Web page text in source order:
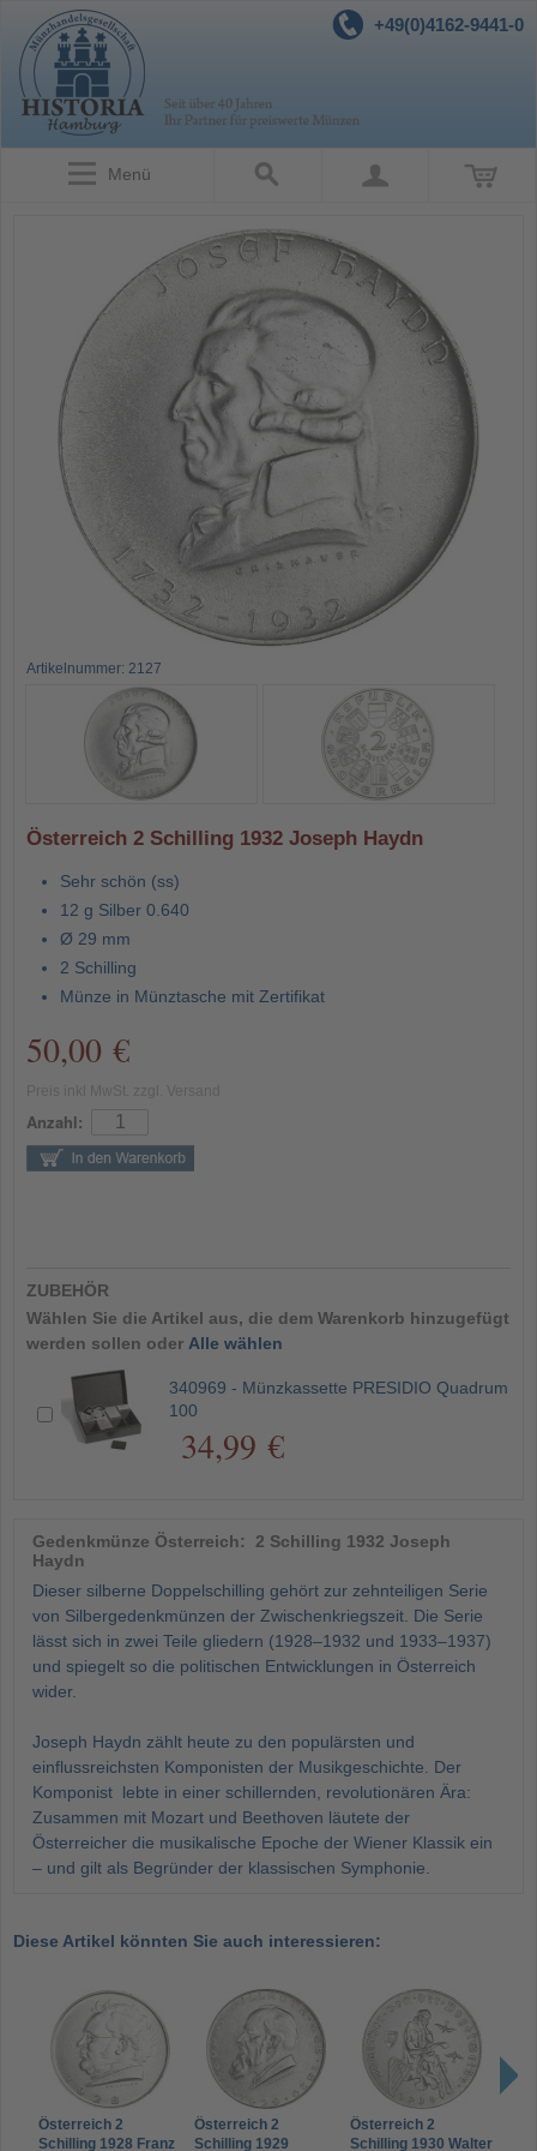
+49(0)4162-9441-0
Menü
Artikelnummer: 2127
Österreich 2 Schilling 1932 Joseph Haydn
Sehr schön (ss)
12 g Silber 0.640
Ø 29 mm
2 Schilling
Münze in Münztasche mit Zertifikat
50,00 €
Anzahl:
ZUBEHÖR
Wählen Sie die Artikel aus, die dem Warenkorb hinzugefügt
werden sollen oder Alle wählen
340969 - Münzkassette PRESIDIO Quadrum
100
34,99 €
Gedenkmünze Österreich: 2 Schilling 1932 Joseph
Haydn
Dieser silberne Doppelschilling gehört zur zehnteiligen Serie
von Silbergedenkmünzen der Zwischenkriegszeit. Die Serie
lässt sich in zwei Teile gliedern (1928–1932 und 1933–1937)
und spiegelt so die politischen Entwicklungen in Österreich
wider.
Joseph Haydn zählt heute zu den populärsten und
einflussreichsten Komponisten der Musikgeschichte. Der
Komponist lebte in einer schillernden, revolutionären Ära:
Zusammen mit Mozart und Beethoven läutete der
Österreicher die musikalische Epoche der Wiener Klassik ein
– und gilt als Begründer der klassischen Symphonie.
Diese Artikel könnten Sie auch interessieren:
Österreich 2
Schilling 1928 Franz
Österreich 2
Schilling 1929
Österreich 2
Schilling 1930 Walter